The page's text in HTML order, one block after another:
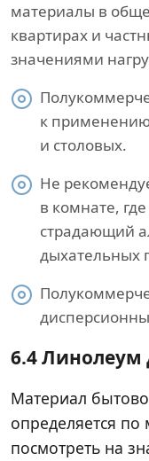
материалы в
квартирах и
значениями
к
и столовых.
Не
в комнате,
страдающий
дыхательных
6.4
Материал
определяется по
посмотреть на